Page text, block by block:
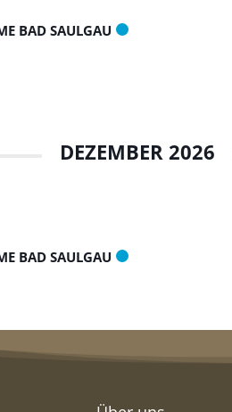
BAD SAULGAU
DEZEMBER 2026
BAD SAULGAU